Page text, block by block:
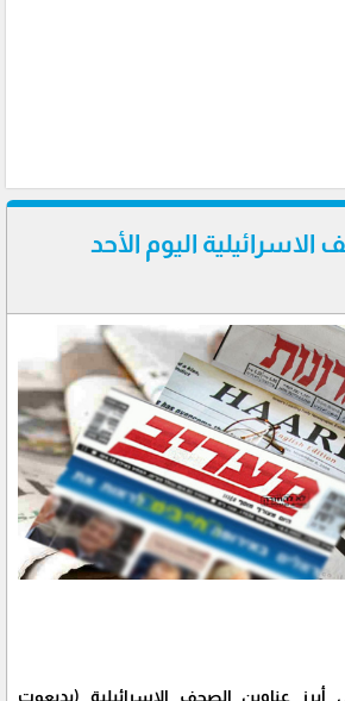
الاسرائيلية اليوم الأحد
أبرز عناوين الصحف الإسرائيلية (يديعوت